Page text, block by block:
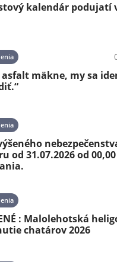
kalendár podujatí
asfalt mäkne, my sa
od 31.07.2026 od
: Malolehotská
chatárov 2026